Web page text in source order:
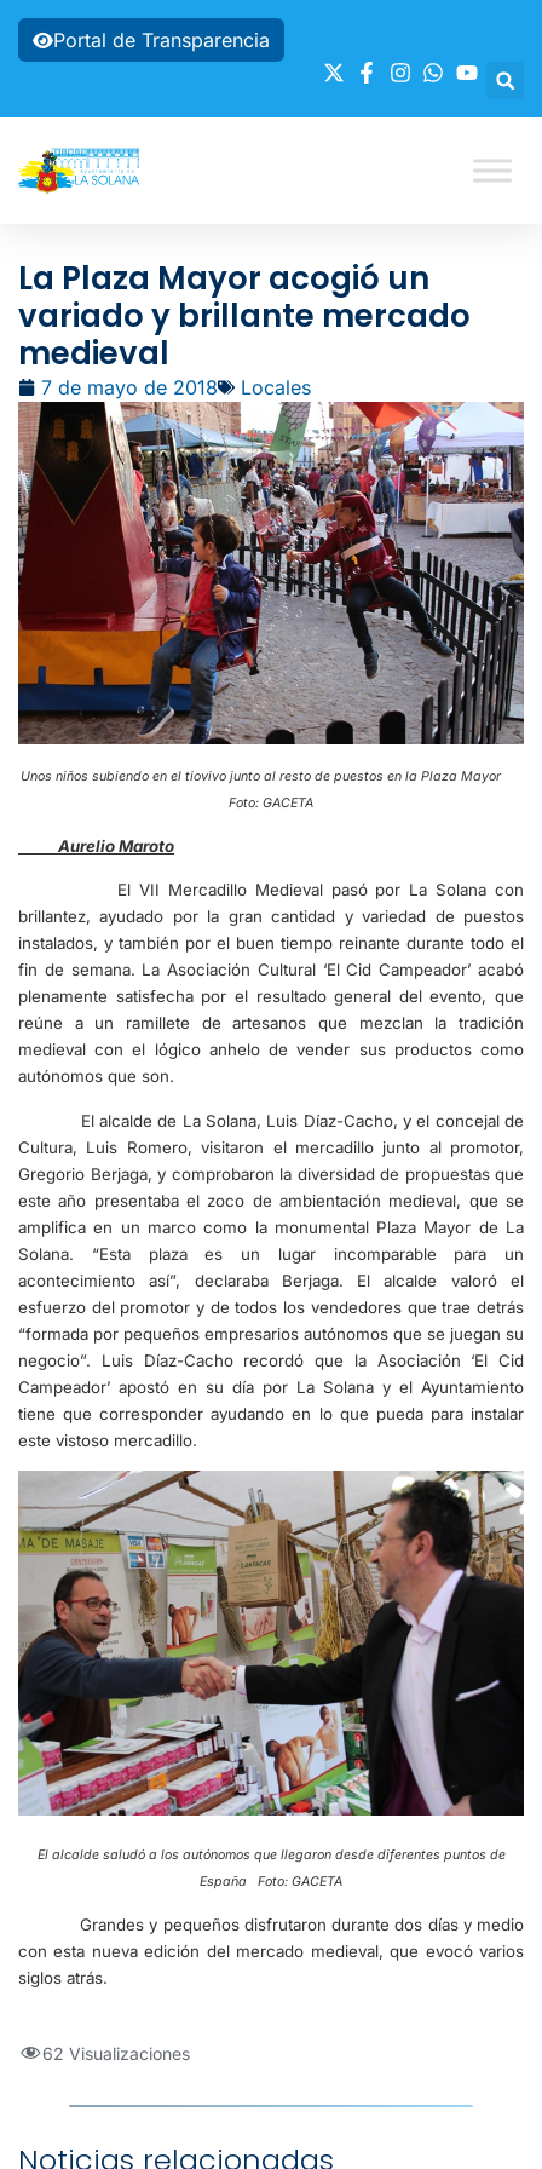
Portal de Transparencia
La Plaza Mayor acogió un
variado y brillante mercado
medieval
7 de mayo de 2018 Locales
Unos niños subiendo en el tiovivo junto al resto de puestos en la Plaza Mayor
Foto: GACETA
Aurelio Maroto
El VII Mercadillo Medieval pasó por La Solana con
brillantez, ayudado por la gran cantidad y variedad de puestos
instalados, y también por el buen tiempo reinante durante todo el
fin de semana. La Asociación Cultural ‘El Cid Campeador’ acabó
plenamente satisfecha por el resultado general del evento, que
reúne a un ramillete de artesanos que mezclan la tradición
medieval con el lógico anhelo de vender sus productos como
autónomos que son.
El alcalde de La Solana, Luis Díaz-Cacho, y el concejal de
Cultura, Luis Romero, visitaron el mercadillo junto al promotor,
Gregorio Berjaga, y comprobaron la diversidad de propuestas que
este año presentaba el zoco de ambientación medieval, que se
amplifica en un marco como la monumental Plaza Mayor de La
Solana. “Esta plaza es un lugar incomparable para un
acontecimiento así”, declaraba Berjaga. El alcalde valoró el
esfuerzo del promotor y de todos los vendedores que trae detrás
“formada por pequeños empresarios autónomos que se juegan su
negocio”. Luis Díaz-Cacho recordó que la Asociación ‘El Cid
Campeador’ apostó en su día por La Solana y el Ayuntamiento
tiene que corresponder ayudando en lo que pueda para instalar
este vistoso mercadillo.
El alcalde saludó a los autónomos que llegaron desde diferentes puntos de
España Foto: GACETA
Grandes y pequeños disfrutaron durante dos días y medio
con esta nueva edición del mercado medieval, que evocó varios
siglos atrás.
62 Visualizaciones
Noticias relacionadas